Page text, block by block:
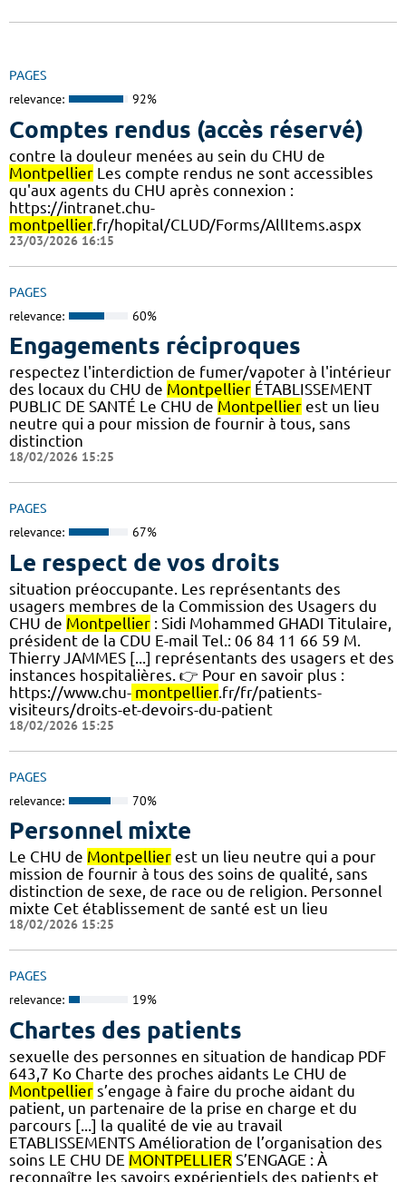
PAGES
relevance: 92%
Comptes rendus (accès réservé)
contre la douleur menées au sein du CHU de
Montpellier Les compte rendus ne sont accessibles
qu'aux agents du CHU après connexion :
https://intranet.chu-
montpellier.fr/hopital/CLUD/Forms/AllItems.aspx
23/03/2026 16:15
PAGES
relevance: 60%
Engagements réciproques
respectez l'interdiction de fumer/vapoter à l'intérieur
des locaux du CHU de Montpellier ÉTABLISSEMENT
PUBLIC DE SANTÉ Le CHU de Montpellier est un lieu
neutre qui a pour mission de fournir à tous, sans
distinction
18/02/2026 15:25
PAGES
relevance: 67%
Le respect de vos droits
situation préoccupante. Les représentants des
usagers membres de la Commission des Usagers du
CHU de Montpellier : Sidi Mohammed GHADI Titulaire,
président de la CDU E-mail Tel.: 06 84 11 66 59 M.
Thierry JAMMES [...] représentants des usagers et des
instances hospitalières. 👉 Pour en savoir plus :
https://www.chu- montpellier.fr/fr/patients-
visiteurs/droits-et-devoirs-du-patient
18/02/2026 15:25
PAGES
relevance: 70%
Personnel mixte
Le CHU de Montpellier est un lieu neutre qui a pour
mission de fournir à tous des soins de qualité, sans
distinction de sexe, de race ou de religion. Personnel
mixte Cet établissement de santé est un lieu
18/02/2026 15:25
PAGES
relevance: 19%
Chartes des patients
sexuelle des personnes en situation de handicap PDF
643,7 Ko Charte des proches aidants Le CHU de
Montpellier s’engage à faire du proche aidant du
patient, un partenaire de la prise en charge et du
parcours [...] la qualité de vie au travail
ETABLISSEMENTS Amélioration de l’organisation des
soins LE CHU DE MONTPELLIER S’ENGAGE : À
reconnaître les savoirs expérientiels des patients et